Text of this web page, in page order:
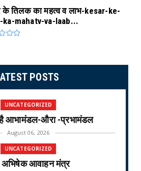
तिलक का महत्व व लाभ-kesar-ke-
ka-mahatv-va-laab...
POSTS
UNCATEGORIZED
आभामंडल-औरा -प्रभामंडल
August 06, 2026
UNCATEGORIZED
अभिषेक आवाहन मंत्र